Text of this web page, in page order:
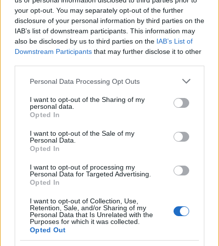
your opt-out. You may separately opt-out of the further
disclosure of your personal information by third parties on the
IAB’s list of downstream participants. This information may
also be disclosed by us to third parties on the IAB’s List of
Downstream Participants that may further disclose it to other
Please note that this website/app uses one or more Google
not limited to your visit or usage behaviour. You may click to
grant or deny consent to Google and its third-party tags to
use your data for below specified purposes in below Google
consent section.
Personal Data Processing Opt Outs
I want to opt-out of the Sharing of my
personal data.
Opted In
I want to opt-out of the Sale of my
Personal Data.
Opted In
I want to opt-out of processing my
Personal Data for Targeted Advertising.
Opted In
I want to opt-out of Collection, Use,
Retention, Sale, and/or Sharing of my
Personal Data that Is Unrelated with the
Purposes for which it was collected.
Opted Out
Magyar nézettség: 2017. 20. hét
Jasinka Ádám• 2017. május 22.
(Az előző heti számok.) Lassan elérünk az évnek
ahhoz a szakához, amikor egyre nehezebb lesz
délután és kora este nagy nézettségre szert tenni.
Hosszúak a nappalok és egyre jobb az idő, ez pedig
bizony nyomot hagy a nézőszámon. Lehet, hogy
most kaptuk meg ennek az előszelét. A hosszú
szünetről…